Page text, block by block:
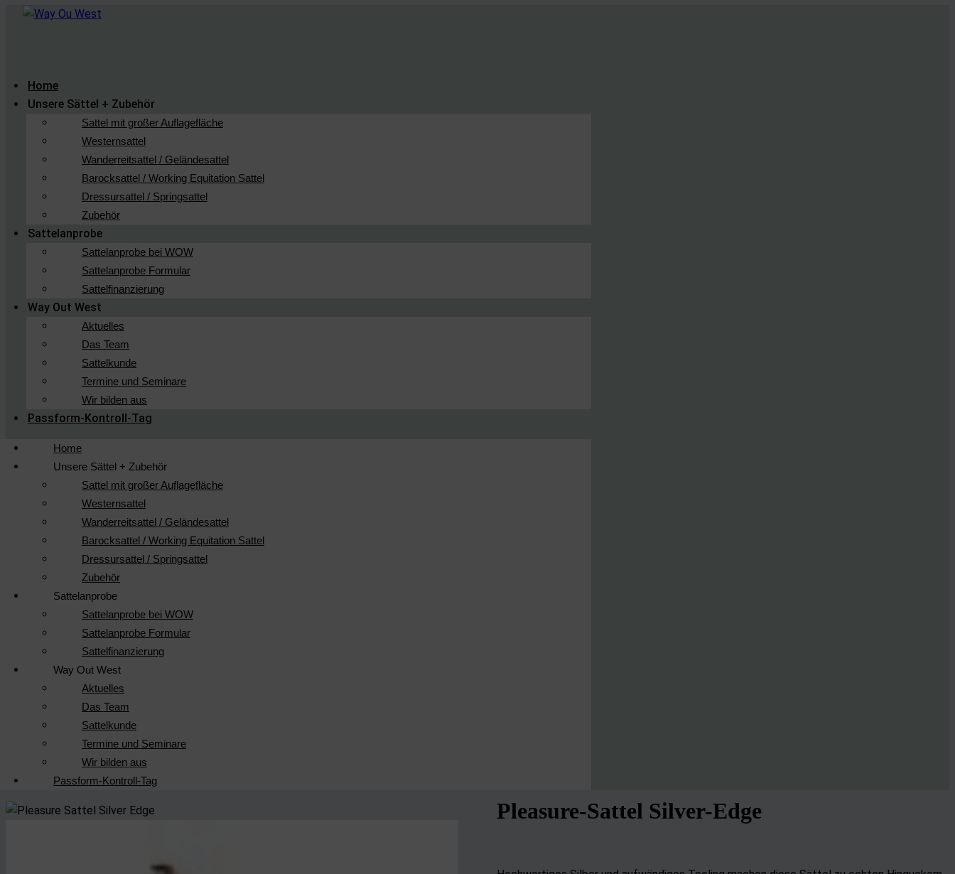
Home
Unsere Sättel + Zubehör
Sattel mit großer Auflagefläche
Westernsattel
Wanderreitsattel / Geländesattel
Barocksattel / Working Equitation Sattel
Dressursattel / Springsattel
Zubehör
Sattelanprobe
Sattelanprobe bei WOW
Sattelanprobe Formular
Sattelfinanzierung
Way Out West
Aktuelles
Das Team
Sattelkunde
Termine und Seminare
Wir bilden aus
Passform-Kontroll-Tag
Home
Unsere Sättel + Zubehör
Sattel mit großer Auflagefläche
Westernsattel
Wanderreitsattel / Geländesattel
Barocksattel / Working Equitation Sattel
Dressursattel / Springsattel
Zubehör
Sattelanprobe
Sattelanprobe bei WOW
Sattelanprobe Formular
Sattelfinanzierung
Way Out West
Aktuelles
Das Team
Sattelkunde
Termine und Seminare
Wir bilden aus
Passform-Kontroll-Tag
Pleasure-Sattel Silver-Edge